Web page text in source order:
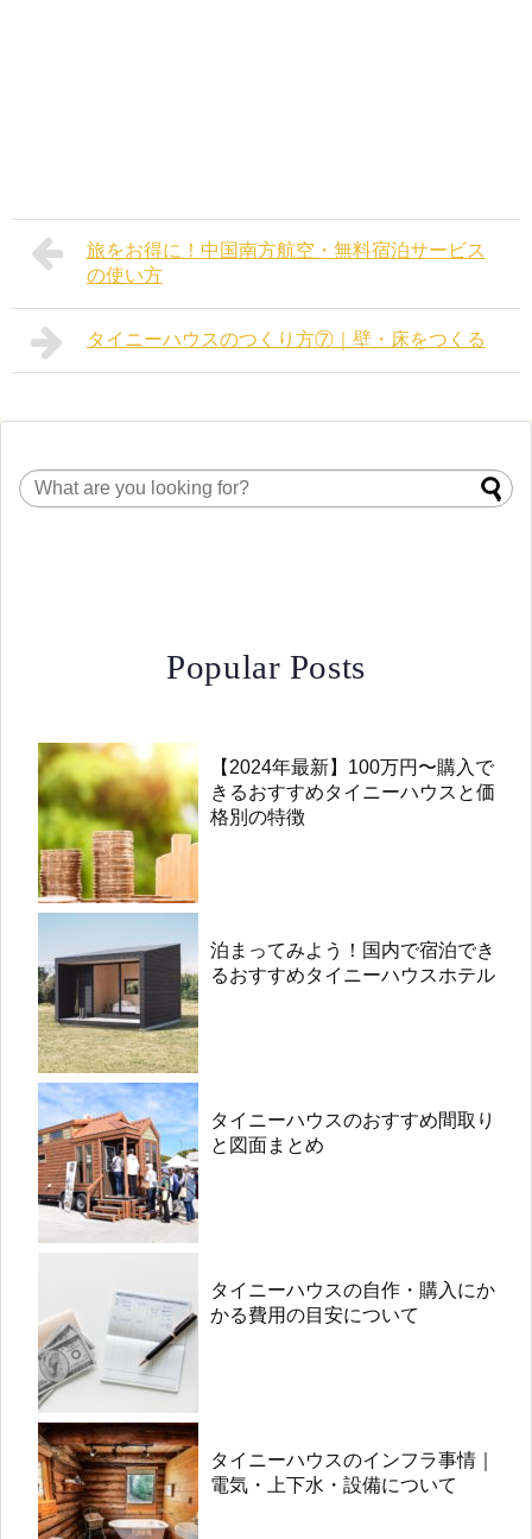
旅をお得に！中国南方航空・無料宿泊サービス
の使い方
タイニーハウスのつくり方⑦｜壁・床をつくる
Popular Posts
【2024年最新】100万円〜購入で
きるおすすめタイニーハウスと価
格別の特徴
泊まってみよう！国内で宿泊でき
るおすすめタイニーハウスホテル
タイニーハウスのおすすめ間取り
と図面まとめ
タイニーハウスの自作・購入にか
かる費用の目安について
タイニーハウスのインフラ事情｜
電気・上下水・設備について